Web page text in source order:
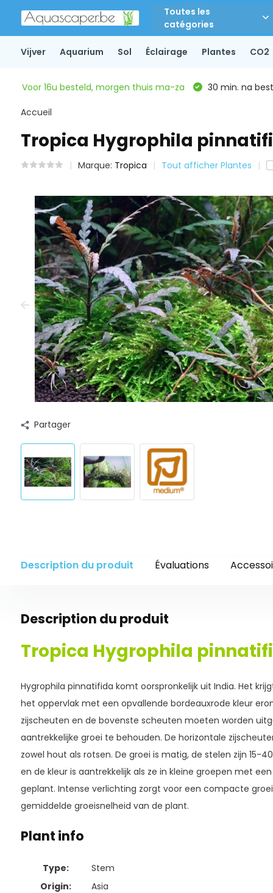
Toutes les
catégories
Vijver Aquarium Sol Éclairage Plantes CO2
Voor 16u besteld, morgen thuis ma-za 30 min. na
Accueil
Tropica Hygrophila
Marque: Tropica Tout afficher Plantes
Partager
Description du produit Évaluations
Description du produit
Tropica Hygrophila
Hygrophila pinnatifida komt oorspronkelijk uit India. Het
het oppervlak met een opvallende bordeauxrode kleur
zijscheuten en de bovenste scheuten moeten worden
aantrekkelijke groei te behouden. De horizontale
zowel hout als rotsen. De groei is matig, de stelen zijn 15-
en de kleur is aantrekkelijk als ze in kleine groepen met
geplant. Intense verlichting zorgt voor een compacte
gemiddelde groeisnelheid van de plant.
Plant info
Type:
Stem
Origin:
Asia